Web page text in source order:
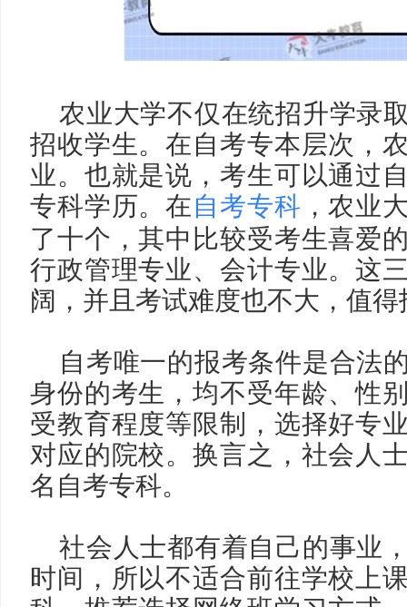
农业大学不仅在统招升学录
招收学生。在自考专本层次，
业。也就是说，考生可以通过
专科学历。在自考专科 ，农业
了十个，其中比较受考生喜爱
行政管理专业、会计专业。这
阔，并且考试难度也不大，值得
自考唯一的报考条件是合法
身份的考生，均不受年龄、性
受教育程度等限制，选择好专
对应的院校。换言之，社会人
名自考专科。
社会人士都有着自己的事业
时间，所以不适合前往学校上